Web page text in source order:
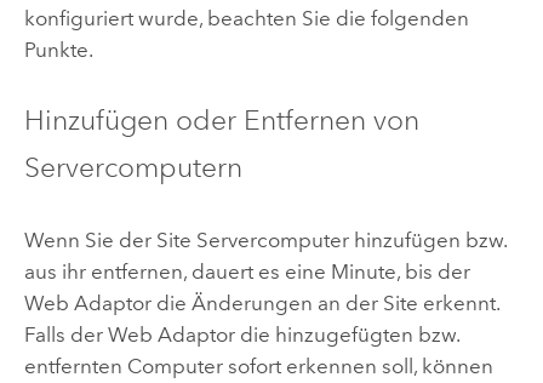
konfiguriert wurde, beachten Sie die folgenden
Punkte.
Hinzufügen oder Entfernen von
Servercomputern
Wenn Sie der Site Servercomputer hinzufügen bzw.
aus ihr entfernen, dauert es eine Minute, bis der
Web Adaptor die Änderungen an der Site erkennt.
Falls der Web Adaptor die hinzugefügten bzw.
entfernten Computer sofort erkennen soll, können